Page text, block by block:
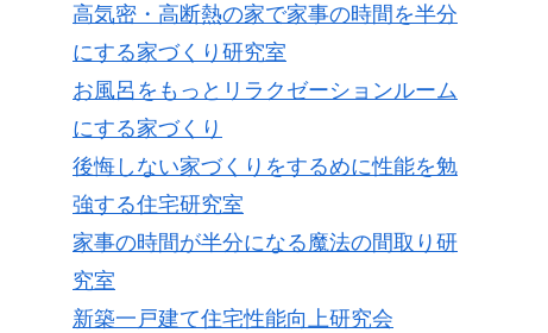
高気密・高断熱の家で家事の時間を半分
にする家づくり研究室
お風呂をもっとリラクゼーションルーム
にする家づくり
後悔しない家づくりをするめに性能を勉
強する住宅研究室
家事の時間が半分になる魔法の間取り研
究室
新築一戸建て住宅性能向上研究会